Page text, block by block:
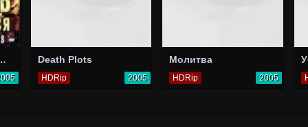
Death Plots
HDRip 2005
Молитва
HDRip 2005